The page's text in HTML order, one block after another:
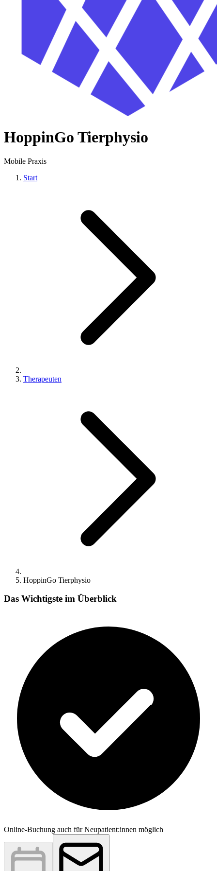
HoppinGo Tierphysio
Mobile Praxis
Start
Therapeuten
HoppinGo Tierphysio
Das Wichtigste im Überblick
Online-Buchung auch für Neupatient:innen möglich